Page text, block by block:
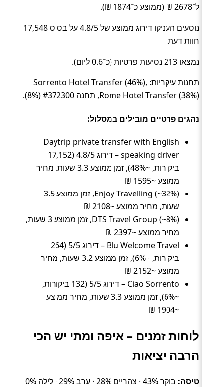
ל־2678 ₪ (ממוצע כ־1874 ₪).
נוסעים העניקו דירוג ממוצע של 4.8/5 על בסיס 17,548
חוות דעת.
נמצאו 213 נסיעות פרטיות (כ־0.6 ליום).
תחנות עיקריות: Sorrento Hotel Transfer (46%),
Rome Hotel Transfer (38%), תחנה #372300 (8%).
נהגים פרטיים מובילים במסלול:
Daytrip private transfer with English
speaking driver – דירוג 4.8/5 (17,152
ביקורות, ~48%), זמן ממוצע 3.3 שעות, מחיר
ממוצע ~1595 ₪
Enjoy Travelling (~32%), זמן ממוצע 3.5
שעות, מחיר ממוצע ~2108 ₪
DTS Travel Group (~8%), זמן ממוצע 3 שעות,
מחיר ממוצע ~2397 ₪
Blu Welcome Travel – דירוג 5/5 (264
ביקורות, ~6%), זמן ממוצע 3.2 שעות, מחיר
ממוצע ~2152 ₪
Ciao Sorrento – דירוג 5/5 (132 ביקורות,
~6%), זמן ממוצע 3.3 שעות, מחיר ממוצע
~1904 ₪
לוחות זמנים – איפה ומתי יש הכי
הרבה יציאות
טיסה: בוקר 43% · צהריים 28% · ערב 29% · לילה 0%